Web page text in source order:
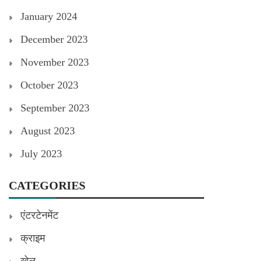
January 2024
December 2023
November 2023
October 2023
September 2023
August 2023
July 2023
CATEGORIES
एंटरटेनमेंट
क्राइम